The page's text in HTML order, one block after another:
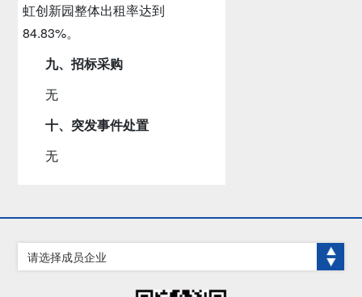
虹创新园整体出租率达到
84.83%。
九、招标采购
无
十、突发事件处置
无
请选择成员企业